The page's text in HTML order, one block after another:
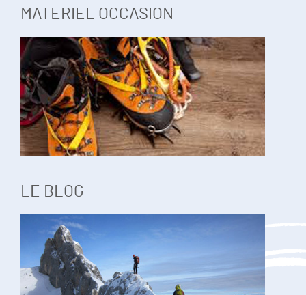
MATERIEL OCCASION
LE BLOG